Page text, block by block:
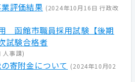
評価結果 (2024年10月16日 行政改
函館市職員採用試験【後期
試験合格者
人事課)
寄附金について (2024年10月02